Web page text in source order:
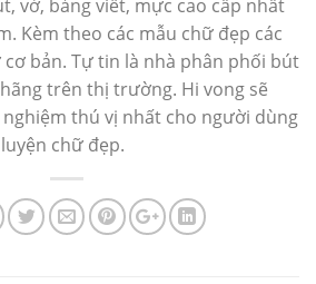
vở, bảng viết, mực cao cấp nhất
Kèm theo các mẫu chữ đẹp các
bản. Tự tin là nhà phân phối bút
trên thị trường. Hi vong sẽ
thú vị nhất cho người dùng
chữ đẹp.